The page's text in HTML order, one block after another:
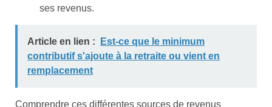
ses revenus.
Article en lien :
Est-ce que le minimum
contributif s'ajoute à la retraite ou vient en
remplacement
Comprendre ces différentes sources de revenus